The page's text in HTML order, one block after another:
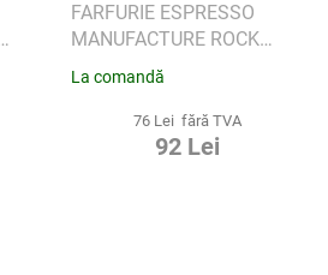
FARFURIE ESPRESSO
MANUFACTURE ROCK
ALBĂ - MICKEY MOUSE -
La comandă
76 Lei fără TVA
92 Lei